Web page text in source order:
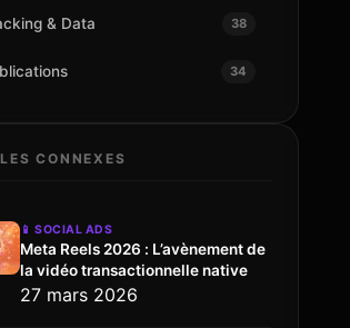
& Data 38
34
CONNEXES
📱 SOCIAL ADS
Meta Reels 2026 : L’avènement de
la vidéo transactionnelle native
27 mars 2026